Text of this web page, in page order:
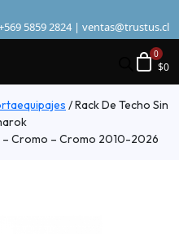
5859 2824 | ventas@trustus.cl
$0
/Rack De Techo Sin
Cromo – Cromo 2010-2026